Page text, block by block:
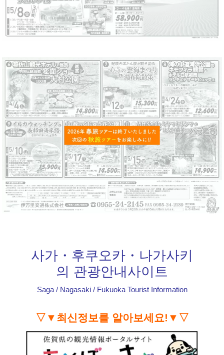
사가・후쿠오카・나가사키
의 관광안내사이트
Saga / Nagasaki / Fukuoka Tourist Information
▽▼최신정보를 알아보세요!▼▽